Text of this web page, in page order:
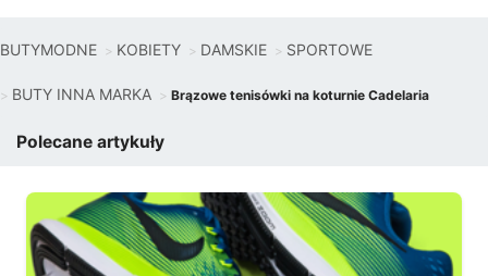
BUTYMODNE KOBIETY DAMSKIE SPORTOWE
BUTY INNA MARKA Brązowe tenisówki na koturnie Cadelaria
Polecane artykuły